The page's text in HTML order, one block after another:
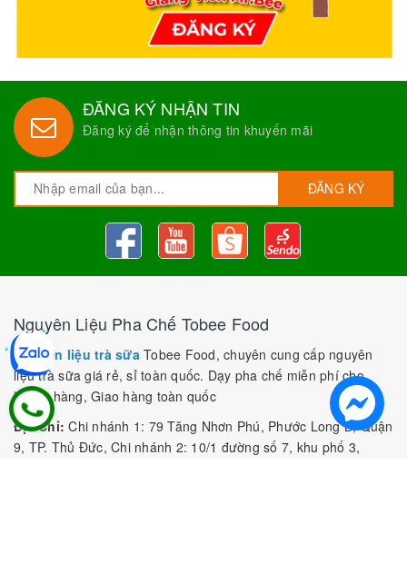
ĐĂNG KÝ NHẬN TIN
Đăng ký để nhận thông tin khuyến mãi
ĐĂNG KÝ
Nguyên Liệu Pha Chế Tobee Food
Nguyên liệu trà sữa Tobee Food, chuyên cung cấp nguyên
liệu trà sữa giá rẻ, sỉ toàn quốc. Dạy pha chế miễn phí cho
khách hàng, Giao hàng toàn quốc
Địa Chỉ: Chi nhánh 1: 79 Tăng Nhơn Phú, Phước Long B, Quận
9, TP. Thủ Đức, Chi nhánh 2: 10/1 đường số 7, khu phố 3,